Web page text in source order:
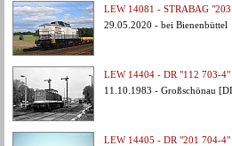
LEW 14081 - STRABAG
29.05.2020 - bei Bienenbüttel
LEW 14404 - DR "112 703-4"
11.10.1983 - Großschönau
LEW 14405 - DR "201 704-4"